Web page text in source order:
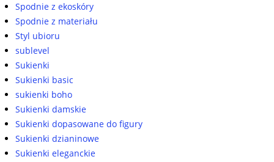
Spodnie z ekoskóry
Spodnie z materiału
Styl ubioru
sublevel
Sukienki
Sukienki basic
sukienki boho
Sukienki damskie
Sukienki dopasowane do figury
Sukienki dzianinowe
Sukienki eleganckie